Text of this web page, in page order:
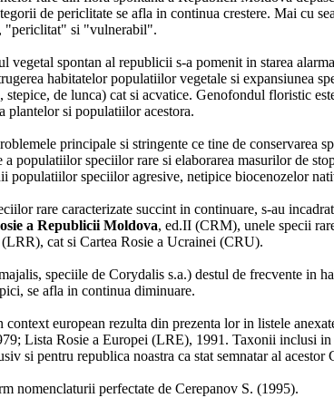
de periclitate se afla in continua crestere. Mai cu
"periclitat" si "vulnerabil".
vegetal spontan al republicii s-a pomenit in starea
habitatelor populatiilor vegetale si expansiunea
stepice, de lunca) cat si acvatice. Genofondul floristic
plantelor si populatiilor acestora.
principale si stringente ce tine de conservarea
a populatiilor speciilor rare si elaborarea masurilor de
populatiilor speciilor agresive, netipice biocenozelor
rare caracterizate succint in continuare, s-au
a Republicii Moldova, ed.II (CRM), unele specii
cat si Cartea Rosie a Ucrainei (CRU).
speciile de Corydalis s.a.) destul de frecvente in
se afla in continua diminuare.
european rezulta din prezenta lor in listele
Lista Rosie a Europei (LRE), 1991. Taxonii inclusi in
si pentru republica noastra ca stat semnatar al acestor
nomenclaturii perfectate de Cerepanov S. (1995).